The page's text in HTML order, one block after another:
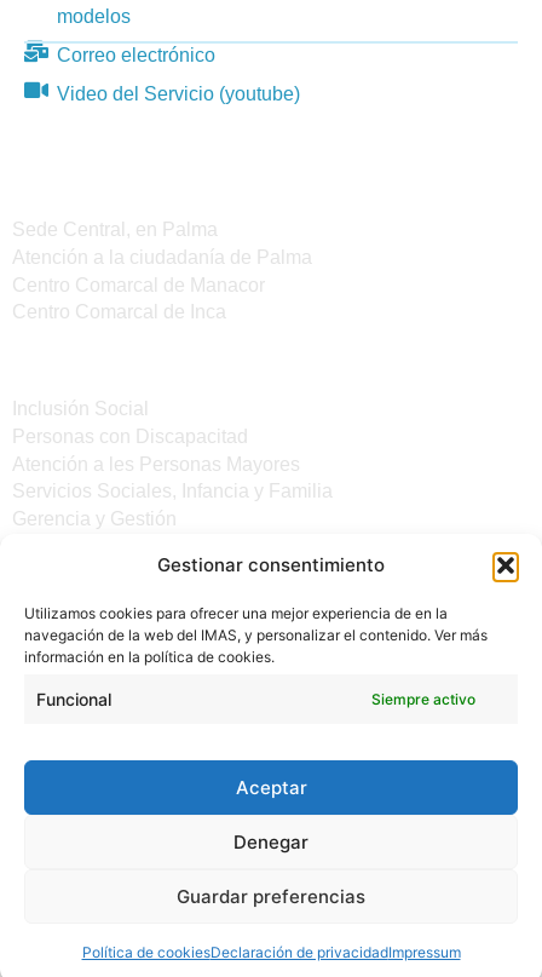
Gestionar consentimiento
Utilizamos cookies para ofrecer una mejor experiencia de en la
navegación de la web del IMAS, y personalizar el contenido. Ver más
información en la política de cookies.
Funcional Siempre activo
Aceptar
Denegar
Guardar preferencias
Política de cookiesDeclaración de privacidadImpressum
modelos
Correo electrónico
Video del Servicio (youtube)
Sede Central, en Palma
Atención a la ciudadanía de Palma
Centro Comarcal de Manacor
Centro Comarcal de Inca
Inclusión Social
Personas con Discapacitad
Atención a les Personas Mayores
Servicios Sociales, Infancia y Familia
Gerencia y Gestión
Otros enlaces
Noticias
Sede electrónica del CiM
Protección de Datos
SOCIALES - CONSELL DE MALLORCA